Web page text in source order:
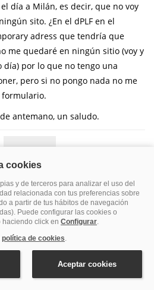
día a Milán, es decir, que no voy
sito. ¿En el dPLF en el
adress que tendría que
me quedaré en ningún sitio (voy y
día) por lo que no tengo una
pero si no pongo nada no me
antemano, un saludo.
RESPONDER
at 10:05
En tu caso has de dejar marcado
tu caso los campos de dirección
aparecerán automáticamente
la dirección de tu domicilio. Un